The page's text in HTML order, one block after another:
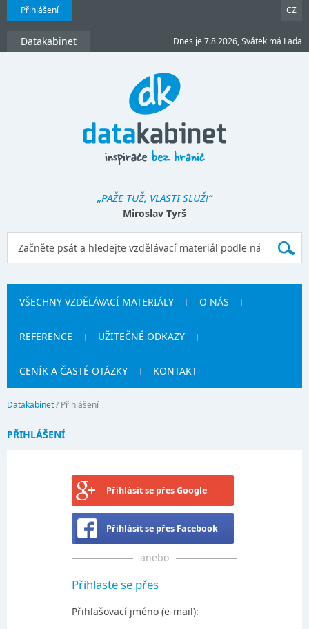
Přihlášení CZ
Datakabinet Dnes je 7.8.2026, Svátek má Lada
„PAŽE TUŽ, VLASTI SLUŽ!“
Miroslav Tyrš
VŠECHNY VZDĚLÁVACÍ MATERIÁLY O NÁS
REFERENCE UŽITEČNÉ ODKAZY
CENÍK A ČASTÉ OTÁZKY KONTAKT
Datakabinet/ Přihlášení
PŘIHLÁŠENÍ
Přihlásit se přes Google
Přihlásit se přes Facebook
anebo
Přihlaste se přes
Přihlašovací jméno (e-mail):